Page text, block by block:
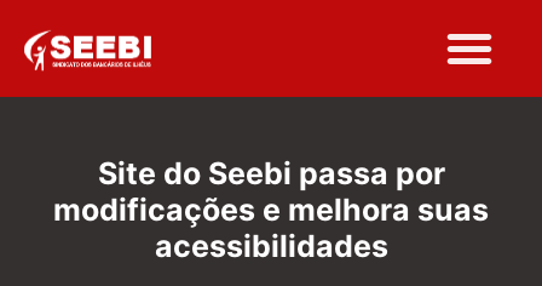
Site do Seebi passa por
modificações e melhora suas
acessibilidades